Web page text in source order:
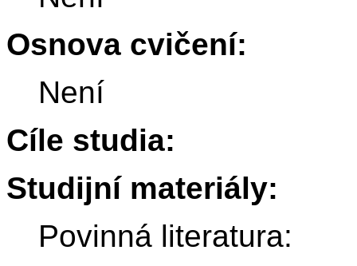
Osnova cvičení:
Není
Cíle studia:
Studijní materiály:
Povinná literatura: